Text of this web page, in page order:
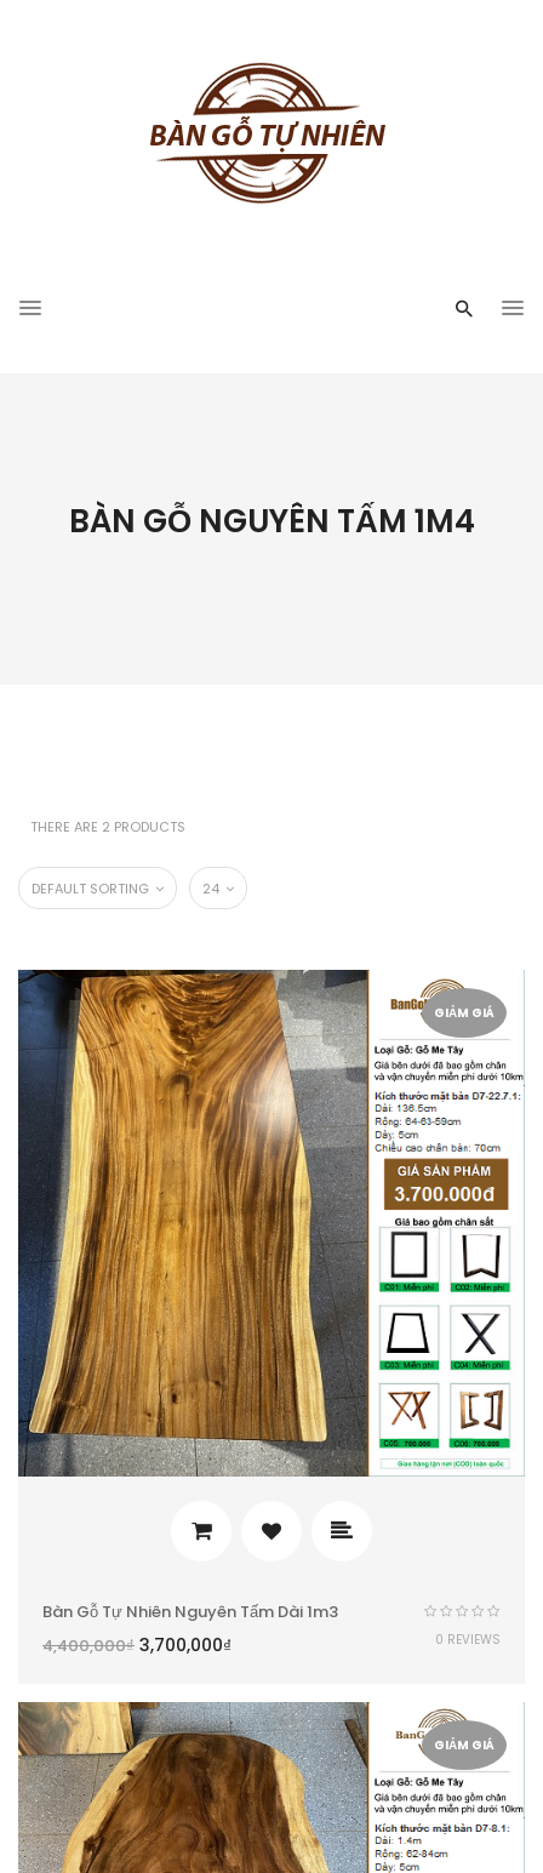
BÀN GỖ NGUYÊN TẤM 1M4
THERE ARE 2 PRODUCTS
DEFAULT SORTING 24
GIẢM GIÁ
Bàn Gỗ Tự Nhiên Nguyên Tấm Dài 1m3
4,400,000₫ 3,700,000₫ 0 REVIEWS
GIẢM GIÁ